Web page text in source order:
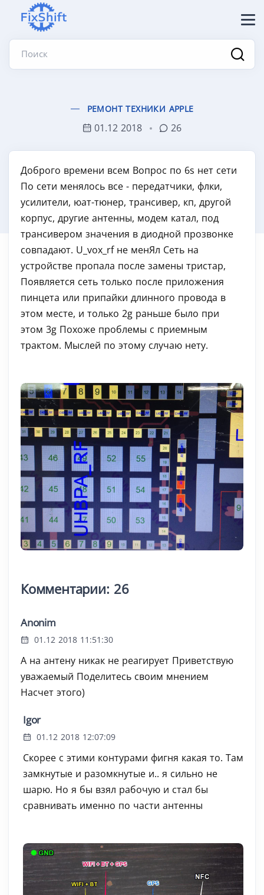
Поиск
РЕМОНТ ТЕХНИКИ APPLE
01.12 2018 26
Доброго времени всем Вопрос по 6s нет сети
По сети менялось все - передатчики, флки,
усилители, юат-тюнер, трансивер, кп, другой
корпус, другие антенны, модем катал, под
трансивером значения в диодной прозвонке
совпадают. U_vox_rf не менЯл Сеть на
устройстве пропала после замены тристар,
Появляется сеть только после приложения
пинцета или припайки длинного провода в
этом месте, и только 2g раньше было при
этом 3g Похоже проблемы с приемным
трактом. Мыслей по этому случаю нету.
Комментарии: 26
Anonim
01.12 2018 11:51:30
А на антену никак не реагирует Приветствую
уважаемый Поделитесь своим мнением
Насчет этого)
Igor
01.12 2018 12:07:09
Скорее с этими контурами фигня какая то. Там
замкнутые и разомкнутые и.. я сильно не
шарю. Но я бы взял рабочую и стал бы
сравнивать именно по части антенны